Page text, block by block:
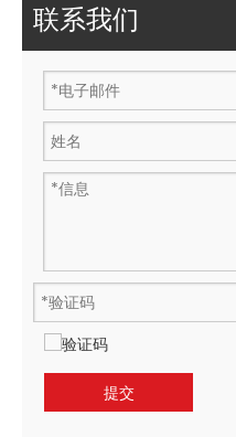
联系我们
提交